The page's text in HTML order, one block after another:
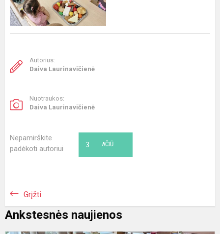
Autorius:
Daiva Laurinavičienė
Nuotraukos:
Daiva Laurinavičienė
Nepamirškite
padėkoti autoriui
AČIŪ
3
Grįžti
Ankstesnės naujienos